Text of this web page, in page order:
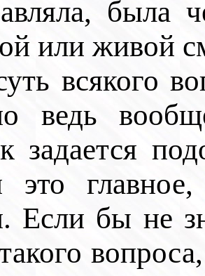
или живой
всякого
ведь
задается
Если бы не